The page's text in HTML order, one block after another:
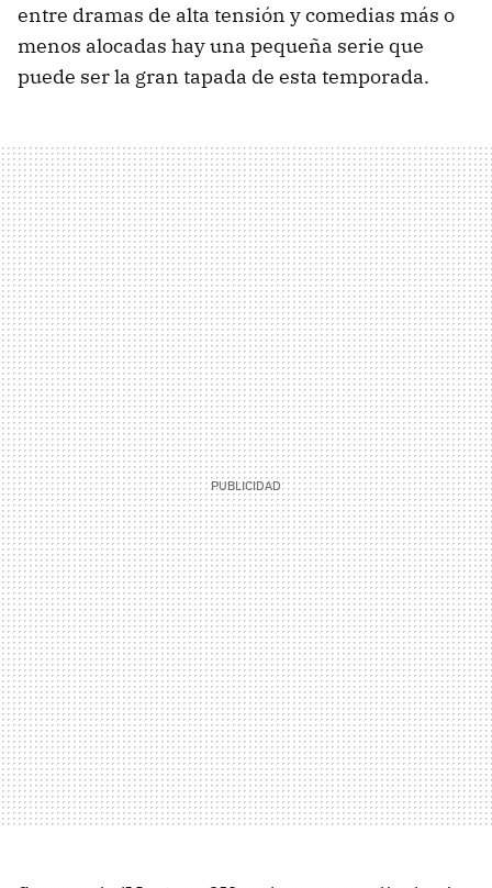
entre dramas de alta tensión y comedias más o
menos alocadas hay una pequeña serie que
puede ser la gran tapada de esta temporada.